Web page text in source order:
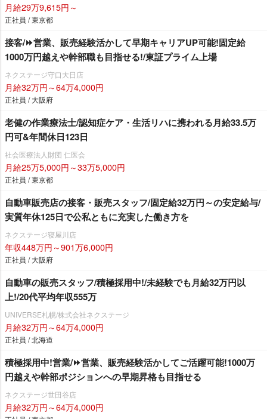
月給29万9,615円～
正社員 / 東京都
接客/⏩️営業、販売経験活かして早期キャリアUP可能!固定給
1000万円越えや幹部職も目指せる!/東証プライム上場
ネクステージ守口大日店
月給32万円～64万4,000円
正社員 / 大阪府
老健の作業療法士/認知症ケア・生活リハに携われる月給33.5万
円可&年間休日123日
社会医療法人財団 仁医会
月給25万5,000円～33万5,000円
正社員 / 東京都
自動車販売店の接客・販売スタッフ/固定給32万円～の安定給与/
実質年休125日で公私ともに充実した働き方を
ネクステージ寝屋川店
年収448万円～901万6,000円
正社員 / 大阪府
自動車の販売スタッフ/積極採用中!/未経験でも月給32万円以
上!/20代平均年収555万
UNIVERSE札幌/株式会社ネクステージ
月給32万円～64万4,000円
正社員 / 北海道
積極採用中!営業/⏩️営業、販売経験活かしてご活躍可能!1000万
円越えや幹部ポジションへの早期昇格も目指せる
ネクステージ世田谷店
月給32万円～64万4,000円